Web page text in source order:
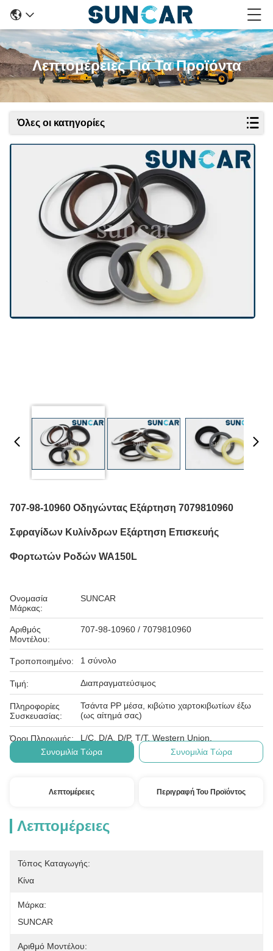
Λεπτομέρειες Για Τα Προϊόντα
Όλες οι κατηγορίες
707-98-10960 Οδηγώντας Εξάρτηση 7079810960
Σφραγίδων Κυλίνδρων Εξάρτηση Επισκευής
Φορτωτών Ροδών WA150L
Ονομασία
Μάρκας:
SUNCAR
Αριθμός
Μοντέλου:
707-98-10960 / 7079810960
Τροποποιημένο: 1 σύνολο
Τιμή: Διαπραγματεύσιμος
Πληροφορίες
Συσκευασίας:
Τσάντα PP μέσα, κιβώτιο χαρτοκιβωτίων έξω
(ως αίτημά σας)
Όροι Πληρωμής:
L/C, D/A, D/P, T/T, Western Union,
Συνομιλία Τώρα
Συνομιλία Τώρα
Λεπτομέρειες Περιγραφή Του Προϊόντος
Λεπτομέρειες
Τόπος Καταγωγής:
Κίνα
Μάρκα:
SUNCAR
Αριθμό Μοντέλου: